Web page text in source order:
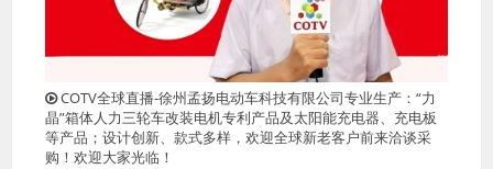
COTV全球直播-徐州孟扬电动车科技有限公司专业生产：“力
晶”箱体人力三轮车改装电机专利产品及太阳能充电器、充电板
等产品；设计创新、款式多样，欢迎全球新老客户前来洽谈采
购！欢迎大家光临！